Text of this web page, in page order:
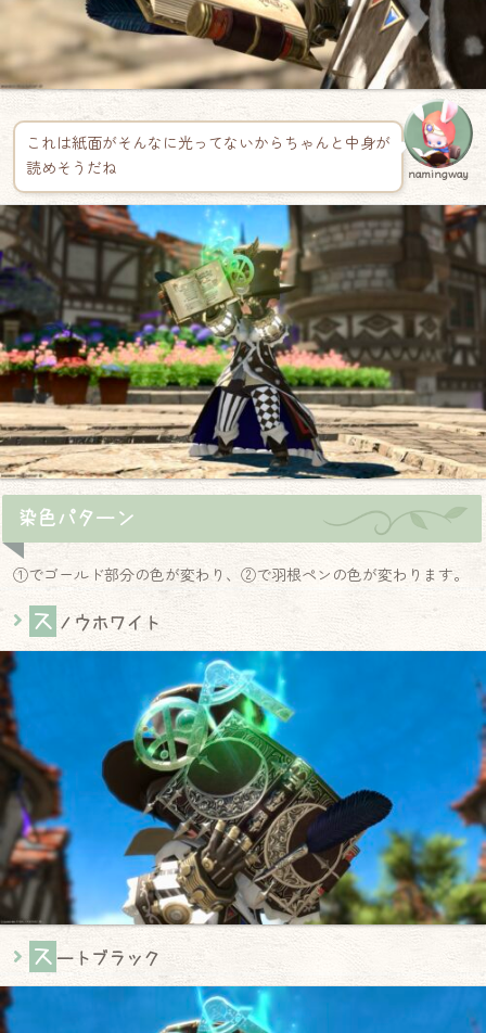
これは紙面がそんなに光ってないからちゃんと中身が
読めそうだね
namingway
染色パターン
①でゴールド部分の色が変わり、②で羽根ペンの色が変わります。
ス ノウホワイト
ス ートブラック